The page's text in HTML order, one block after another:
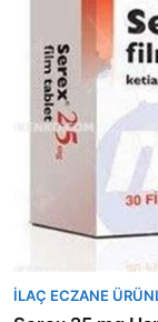
İLAÇ ECZANE